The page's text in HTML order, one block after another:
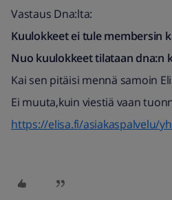
Vastaus Dna:lta:
Kuulokkeet ei tule membersin
Nuo kuulokkeet tilataan dna:n
Kai sen pitäisi mennä samoin
Ei muuta,kuin viestiä vaan
https://elisa.fi/asiakaspalvelu/